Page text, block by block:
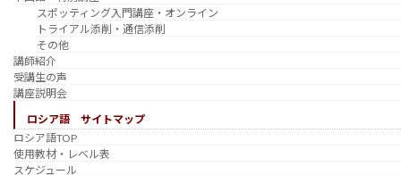
スポッティング入門講座・オンライン
トライアル添削・通信添削
その他
講師紹介
受講生の声
講座説明会
ロシア語 サイトマップ
ロシア語TOP
使用教材・レベル表
スケジュール